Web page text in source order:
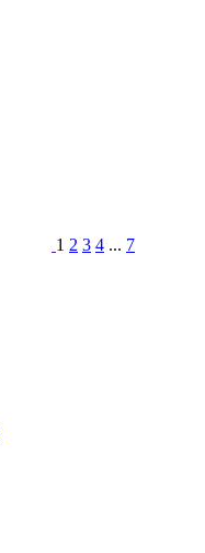
1 2 3 4 ... 7